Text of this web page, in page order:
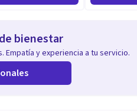
bienestar
Empatía y experiencia a tu servicio.